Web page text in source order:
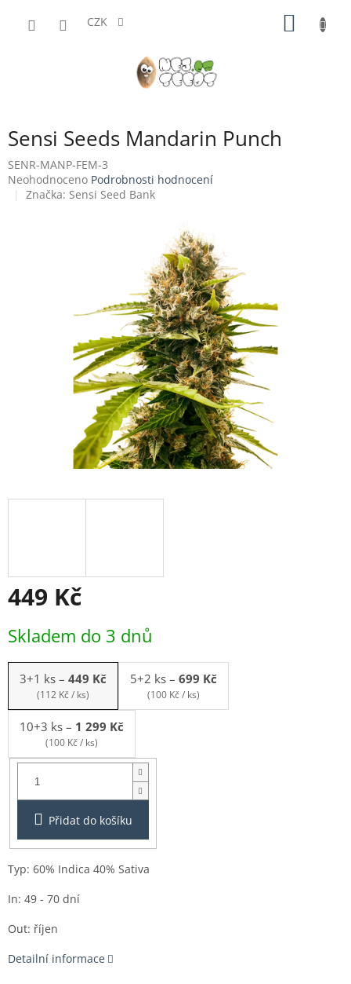
CZK
Sensi Seeds Mandarin Punch
SENR-MANP-FEM-3
Průměrné
hodnocení
Neohodnoceno Podrobnosti hodnocení
Značka: Sensi Seed Bank
449 Kč
cena:
Skladem do 3 dnů
3+1 ks – 449 Kč
(112 Kč / ks)
5+2 ks – 699 Kč
(100 Kč / ks)
10+3 ks – 1 299 Kč
(100 Kč / ks)
Balení:
3+1ks
Přidat do košíku
Typ: 60% Indica 40% Sativa
In: 49 - 70 dní
Out: říjen
Detailní informace